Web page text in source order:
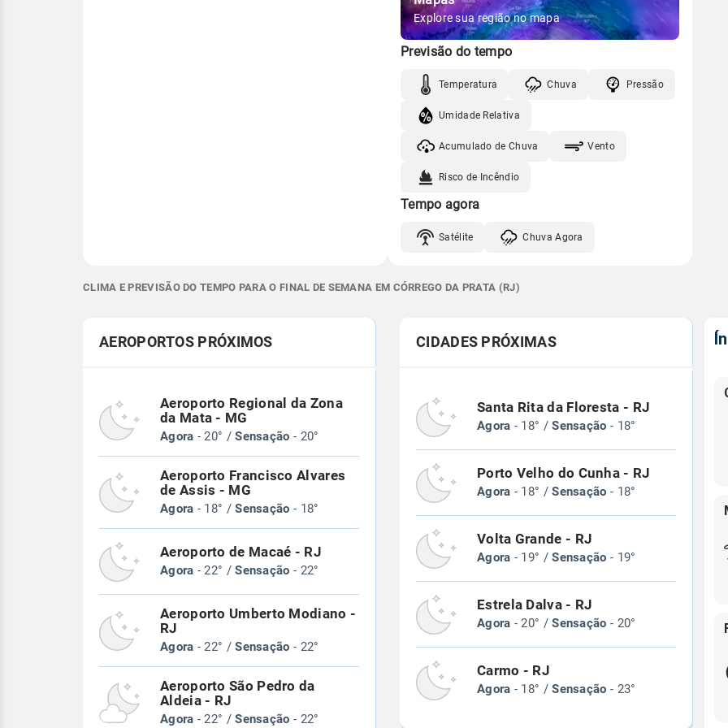
Explore sua região no mapa
Previsão do tempo
Temperatura Chuva Pressão
Umidade Relativa
Acumulado de Chuva Vento
Risco de Incêndio
Tempo agora
Satélite Chuva Agora
CLIMA E PREVISÃO DO TEMPO PARA O FINAL DE SEMANA EM CÓRREGO DA PRATA (RJ)
AEROPORTOS PRÓXIMOS
Aeroporto Regional da Zona
da Mata - MG
Agora - 20° /Sensação - 20°
Aeroporto Francisco Alvares
de Assis - MG
Agora - 18° /Sensação - 18°
Aeroporto de Macaé - RJ
Agora - 22° /Sensação - 22°
Aeroporto Umberto Modiano -
RJ
Agora - 22° /Sensação - 22°
Aeroporto São Pedro da
Aldeia - RJ
Agora - 22° /Sensação - 22°
CIDADES PRÓXIMAS
Santa Rita da Floresta - RJ
Agora - 18° /Sensação - 18°
Porto Velho do Cunha - RJ
Agora - 18° /Sensação - 18°
Volta Grande - RJ
Agora - 19° /Sensação - 19°
Estrela Dalva - RJ
Agora - 20° /Sensação - 20°
Carmo - RJ
Agora - 18° /Sensação - 23°